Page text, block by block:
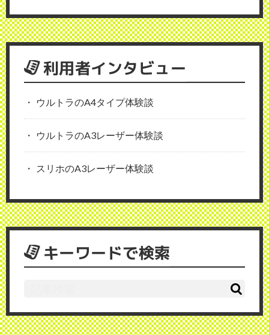
利用者インタビュー
ウルトラのA4タイプ体験談
ウルトラのA3レーザー体験談
スリホのA3レーザー体験談
キーワードで検索